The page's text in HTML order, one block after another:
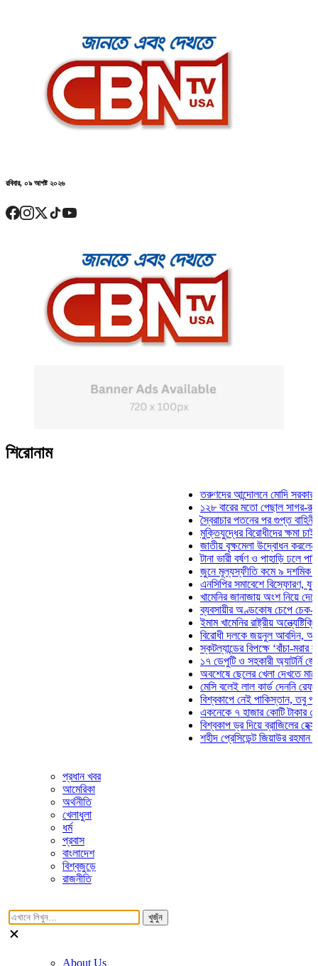
রবিবার, ০৯ আগষ্ট ২০২৬
শিরোনাম
তরুণদের আন্দোলনে মোদি সরকার দুর্বল
১২৮ বারের মতো পেছাল সাগর-রুনি
স্বৈরাচার পতনের পর গুপ্ত বাহিনীর
মুক্তিযুদ্ধের বিরোধীদের ক্ষমা চাইতে
জাতীয় বৃক্ষমেলা উদ্বোধন করলেন
টানা ভারী বর্ষণ ও পাহাড়ি ঢলে পানিবন্দি
জুনে মূল্যস্ফীতি কমে ৯ দশমিক ১৬
এনসিপির সমাবেশে বিস্ফোরণ,
খামেনির জানাজায় অংশ নিয়ে দেশে
ব্যবসায়ীর অণ্ডকোষ চেপে চেক-
ইমাম খামেনির রাষ্ট্রীয়
বিরোধী দলকে জয়নুল আবদিন, আপনারা
স্কটল্যান্ডের বিপক্ষে ‘বাঁচা-মরার
১৭ ডেপুটি ও সহকারী অ্যাটর্নি
অবশেষে ছেলের খেলা দেখতে মাঠে
মেসি বলেই লাল কার্ড দেননি রেফারি!
বিশ্বকাপে নেই পাকিস্তান, তবু
একনেকে ৭ হাজার কোটি টাকার ৫
বিশ্বকাপ ড্র দিয়ে ব্রাজিলের হেক্সা
শহীদ প্রেসিডেন্ট জিয়াউর রহমান
প্রধান খবর
আমেরিকা
অর্থনীতি
খেলাধুলা
ধর্ম
প্রবাস
বাংলাদেশ
বিশ্বজুড়ে
রাজনীতি
খুজুঁন
About Us